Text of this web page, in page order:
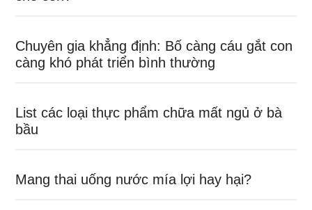
Chuyên gia khẳng định: Bố càng cáu gắt con
càng khó phát triển bình thường
List các loại thực phẩm chữa mất ngủ ở bà
bầu
Mang thai uống nước mía lợi hay hại?